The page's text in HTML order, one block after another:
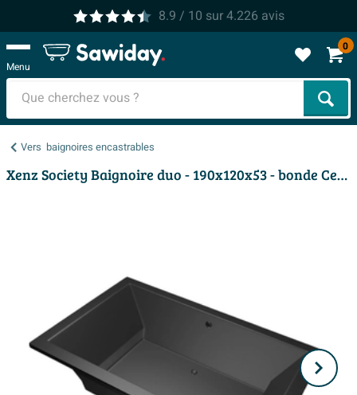
8.9 / 10 sur4.226 avis
Menu
0
Vers baignoires encastrables
Xenz Society Baignoire duo - 190x120x53 - bonde Centrale - acrylique - ebony